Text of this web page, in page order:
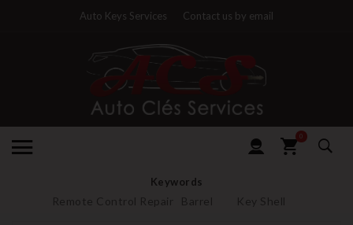
Auto Keys Services Contact us by email
0
Keywords
Remote Control Repair Barrel Key Shell